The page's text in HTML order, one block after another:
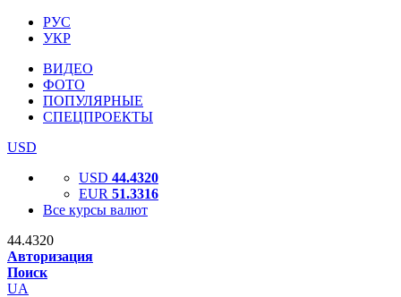
РУС
УКР
ВИДЕО
ФОТО
ПОПУЛЯРНЫЕ
СПЕЦПРОЕКТЫ
USD
USD 44.4320
EUR 51.3316
Все курсы валют
44.4320
Авторизация
Поиск
UA